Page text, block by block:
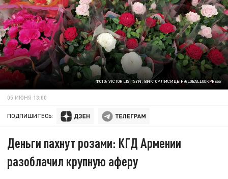
ФОТО: VICTOR LISITSYN, ВИКТОР ЛИСИЦЫН/GLOBALLOOKPRESS
05 ИЮНЯ 13:00
ПОДПИШИТЕСЬ:
Деньги пахнут розами: КГД Армении
разоблачил крупную аферу